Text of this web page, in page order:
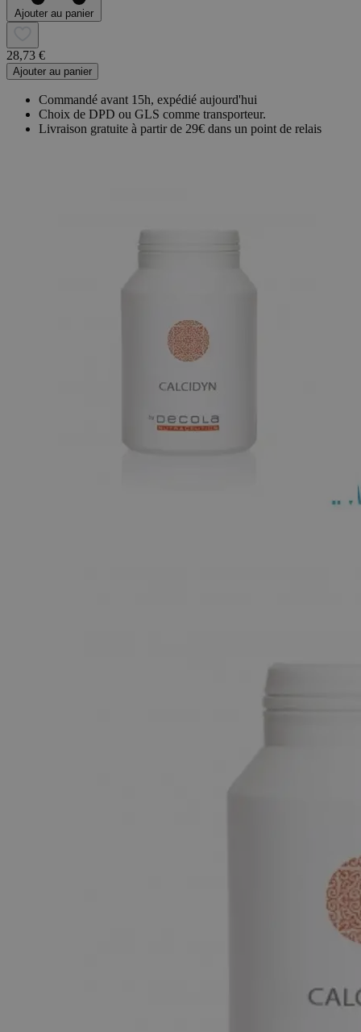
Ajouter au panier
28,73 €
Ajouter au panier
Commandé avant 15h, expédié aujourd'hui
Choix de DPD ou GLS comme transporteur.
Livraison gratuite à partir de 29€ dans un point de relais